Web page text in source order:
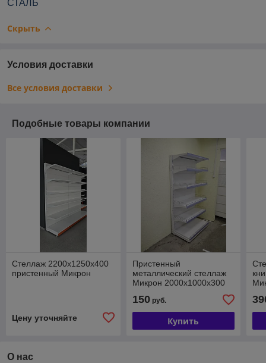
СТАЛЬ
Скрыть
Условия доставки
Все условия доставки
Подобные товары компании
Стеллаж 2200х1250х400
пристенный Микрон
Цену уточняйте
Пристенный
металлический стеллаж
Микрон 2000х1000х300
150руб.
Купить
О нас